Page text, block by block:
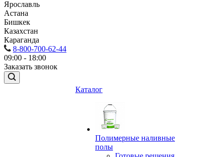
Ярославль
Астана
Бишкек
Казахстан
Караганда
8-800-700-62-44
09:00 - 18:00
Заказать звонок
Каталог
Полимерные наливные
полы